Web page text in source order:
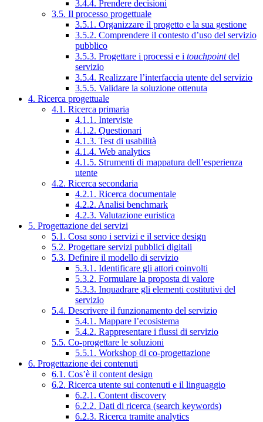
3.4.4. Prendere decisioni
3.5. Il processo progettuale
3.5.1. Organizzare il progetto e la sua gestione
3.5.2. Comprendere il contesto d’uso del servizio
pubblico
3.5.3. Progettare i processi e i touchpointdel
servizio
3.5.4. Realizzare l’interfaccia utente del servizio
3.5.5. Validare la soluzione ottenuta
4. Ricerca progettuale
4.1. Ricerca primaria
4.1.1. Interviste
4.1.2. Questionari
4.1.3. Test di usabilità
4.1.4. Web analytics
4.1.5. Strumenti di mappatura dell’esperienza
utente
4.2. Ricerca secondaria
4.2.1. Ricerca documentale
4.2.2. Analisi benchmark
4.2.3. Valutazione euristica
5. Progettazione dei servizi
5.1. Cosa sono i servizi e il service design
5.2. Progettare servizi pubblici digitali
5.3. Definire il modello di servizio
5.3.1. Identificare gli attori coinvolti
5.3.2. Formulare la proposta di valore
5.3.3. Inquadrare gli elementi costitutivi del
servizio
5.4. Descrivere il funzionamento del servizio
5.4.1. Mappare l’ecosistema
5.4.2. Rappresentare i flussi di servizio
5.5. Co-progettare le soluzioni
5.5.1. Workshop di co-progettazione
6. Progettazione dei contenuti
6.1. Cos’è il content design
6.2. Ricerca utente sui contenuti e il linguaggio
6.2.1. Content discovery
6.2.2. Dati di ricerca (search keywords)
6.2.3. Ricerca tramite analytics